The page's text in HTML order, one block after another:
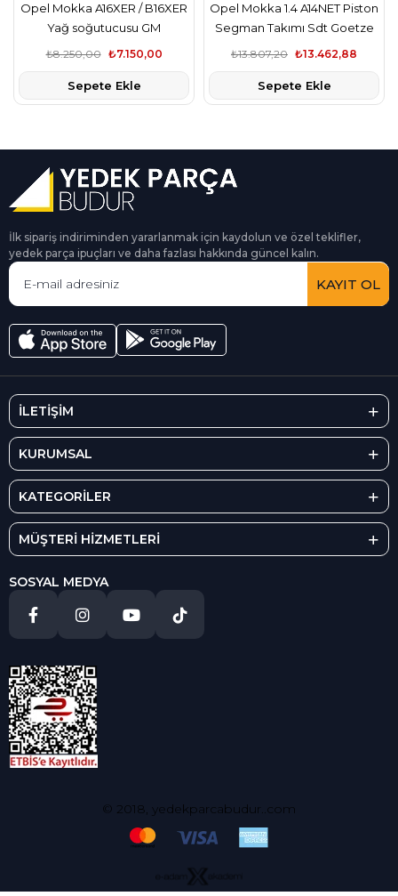
Opel Mokka A16XER / B16XER
Yağ soğutucusu GM
₺7.150,00
₺8.250,00
Sepete Ekle
Opel Mokka 1.4 A14NET Piston
Segman Takımı Sdt Goetze
Nüral
₺13.462,88
₺13.807,20
Sepete Ekle
İlk sipariş indiriminden yararlanmak için kaydolun ve özel teklifler,
yedek parça ipuçları ve daha fazlası hakkında güncel kalın.
KAYIT OL
İLETİŞİM
KURUMSAL
KATEGORİLER
MÜŞTERİ HİZMETLERİ
SOSYAL MEDYA
© 2018, yedekparcabudur..com